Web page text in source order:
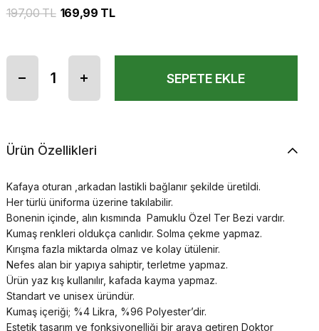
197,00 TL 169,99 TL
Ürün Özellikleri
Kafaya oturan ,arkadan lastikli bağlanır şekilde üretildi.
Her türlü üniforma üzerine takılabilir.
Bonenin içinde, alın kısmında Pamuklu Özel Ter Bezi vardır.
Kumaş renkleri oldukça canlıdır. Solma çekme yapmaz.
Kırışma fazla miktarda olmaz ve kolay ütülenir.
Nefes alan bir yapıya sahiptir, terletme yapmaz.
Ürün yaz kış kullanılır, kafada kayma yapmaz.
Standart ve unisex üründür.
Kumaş içeriği; %4 Likra, %96 Polyester’dir.
Estetik tasarım ve fonksiyonelliği bir araya getiren Doktor